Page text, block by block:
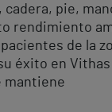
cadera, pie,
rendimiento
de la
éxito en
mantiene